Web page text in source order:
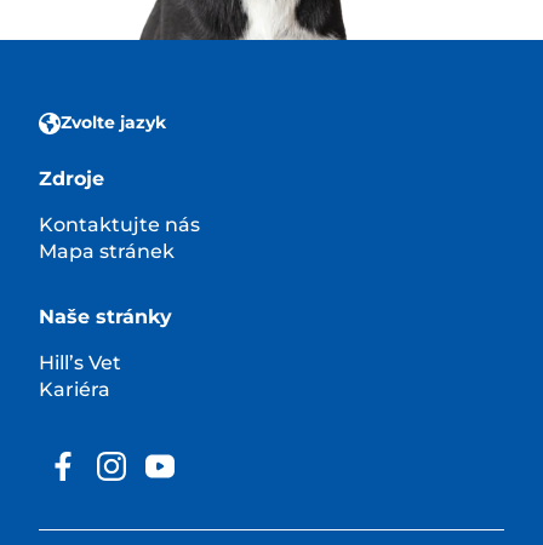
Zvolte jazyk
Zdroje
Kontaktujte nás
Mapa stránek
Naše stránky
Hill’s Vet
Kariéra